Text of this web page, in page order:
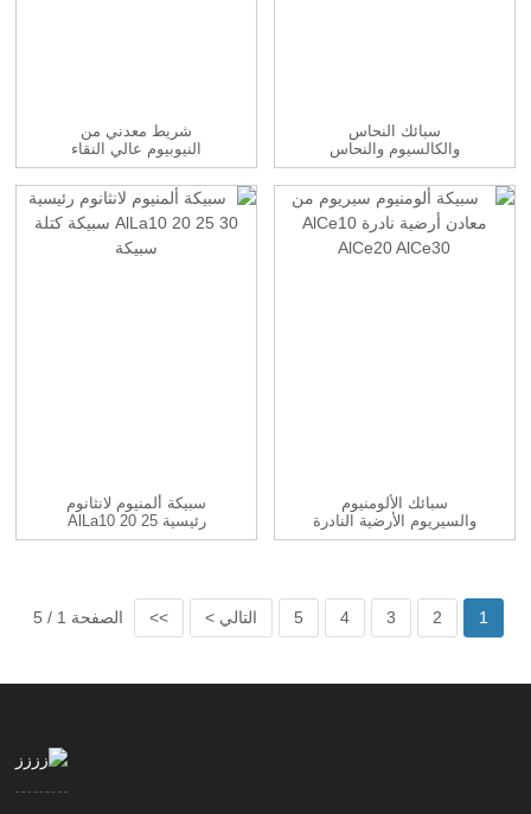
شريط معدني من
النيوبيوم عالي النقاء
بنسبة 99%-99.9% مع ...
سبائك النحاس
والكالسيوم والنحاس
والكالسيوم الرئيسي
CuCa20 CuCa30...
سبيكة ألمنيوم لانثانوم
رئيسية AlLa10 20 25
30...
سبائك الألومنيوم
والسيريوم الأرضية النادرة
AlCe10 AlCe20 ...
1
2
3
4
5 التالي > >> الصفحة 1 / 5